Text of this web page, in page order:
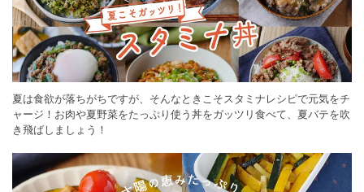
夏は食欲が落ちがちですが、そんなときこそスタミナレシピで元気をチ
ャージ！お肉や夏野菜をたっぷり使う丼をガッツリ食べて、夏バテを吹
き飛ばしましょう！